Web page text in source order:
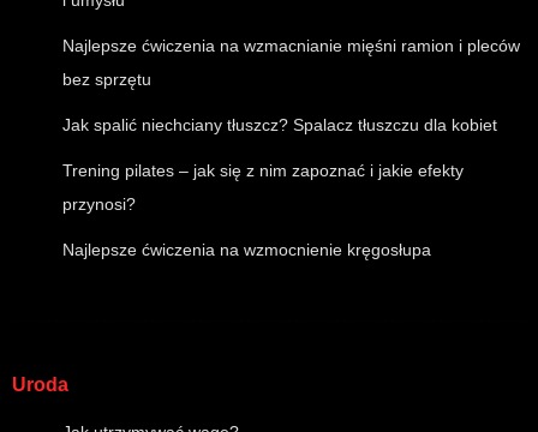
Najlepsze ćwiczenia na wzmacnianie mięśni ramion i pleców
bez sprzętu
Jak spalić niechciany tłuszcz? Spalacz tłuszczu dla kobiet
Trening pilates – jak się z nim zapoznać i jakie efekty
przynosi?
Najlepsze ćwiczenia na wzmocnienie kręgosłupa
Uroda